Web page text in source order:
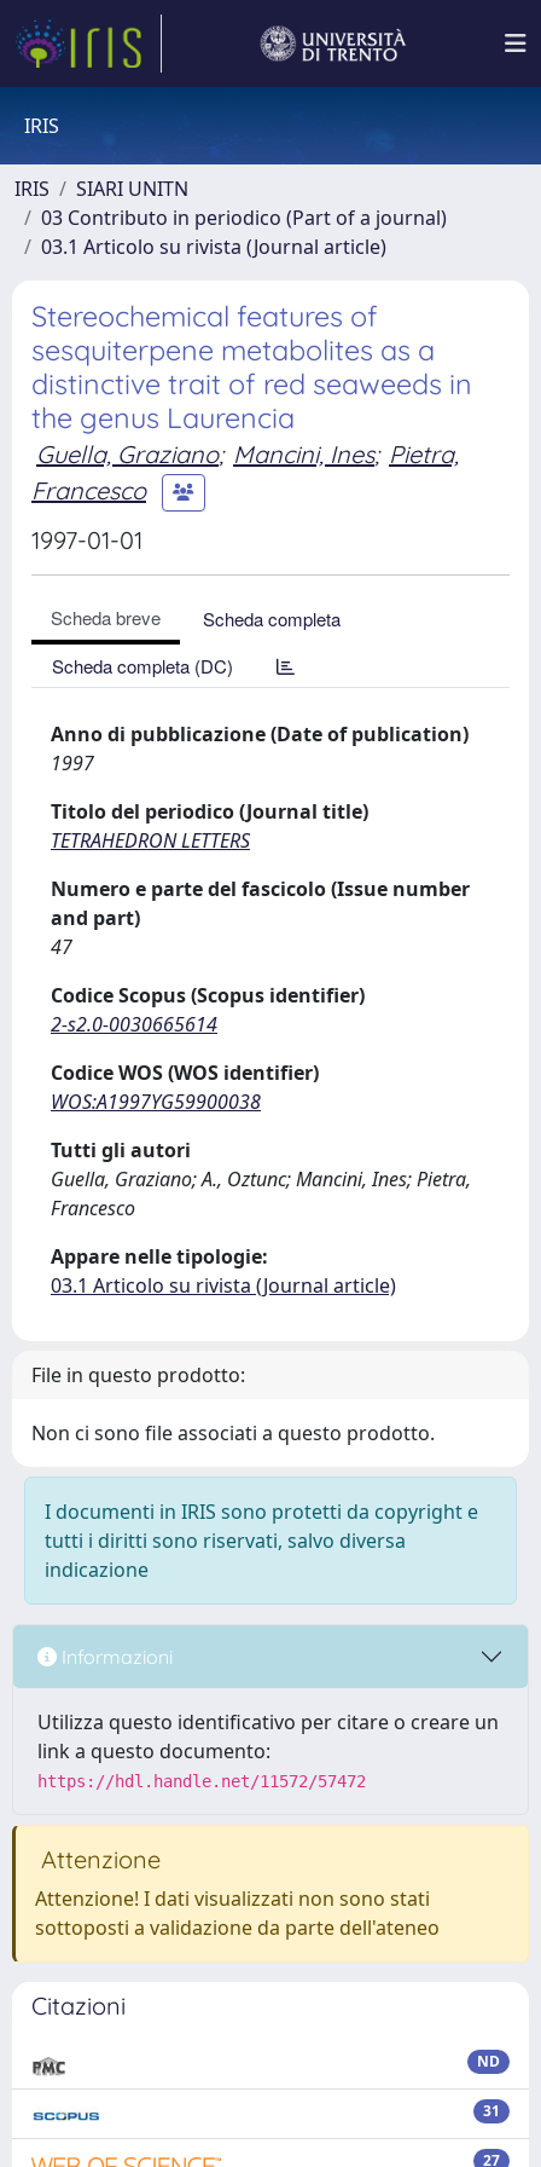
IRIS
IRIS
SIARI UNITN
03 Contributo in periodico (Part of a journal)
03.1 Articolo su rivista (Journal article)
Stereochemical features of
sesquiterpene metabolites as a
distinctive trait of red seaweeds in
the genus Laurencia
Guella, Graziano; Mancini, Ines; Pietra,
Francesco
1997-01-01
Scheda breve
Scheda completa
Scheda completa (DC)
Anno di pubblicazione (Date of publication)
1997
Titolo del periodico (Journal title)
TETRAHEDRON LETTERS
Numero e parte del fascicolo (Issue number
and part)
47
Codice Scopus (Scopus identifier)
2-s2.0-0030665614
Codice WOS (WOS identifier)
WOS:A1997YG59900038
Tutti gli autori
Guella, Graziano; A., Oztunc; Mancini, Ines; Pietra,
Francesco
Appare nelle tipologie:
03.1 Articolo su rivista (Journal article)
File in questo prodotto:
Non ci sono file associati a questo prodotto.
I documenti in IRIS sono protetti da copyright e
tutti i diritti sono riservati, salvo diversa
indicazione
Informazioni
Utilizza questo identificativo per citare o creare un
link a questo documento:
https://hdl.handle.net/11572/57472
Attenzione
Attenzione! I dati visualizzati non sono stati
sottoposti a validazione da parte dell'ateneo
Citazioni
ND
31
27